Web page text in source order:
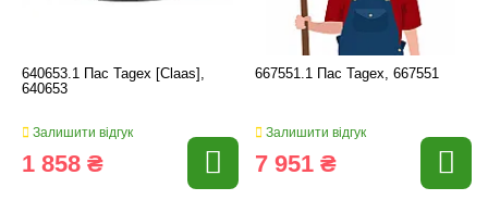
640653.1 Пас Tagex [Claas],
640653
Залишити відгук
1 858 ₴
667551.1 Пас Tagex, 667551
Залишити відгук
7 951 ₴